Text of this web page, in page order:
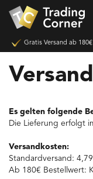
Gratis Versand ab
Versand
Es gelten folgende
Die Lieferung erfolgt
Versandkosten:
Standardversand:
Ab 180€ Bestellwert: